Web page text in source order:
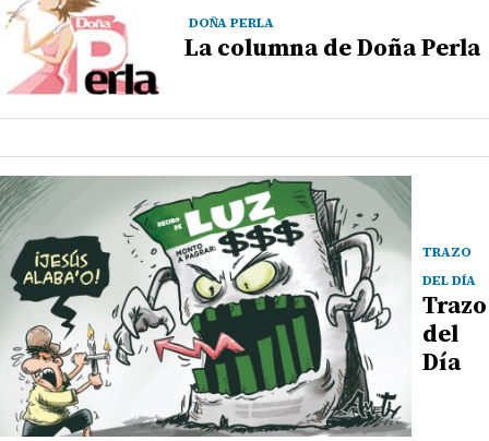
DOÑA PERLA
La columna de Doña Perla
TRAZO
DEL DÍA
Trazo
del
Día